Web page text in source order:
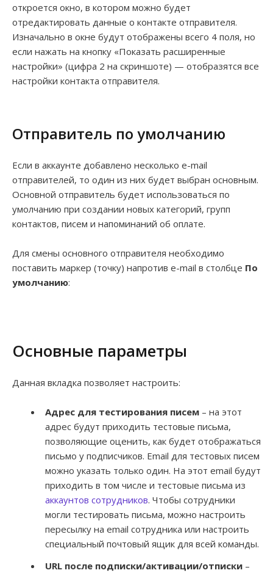
откроется окно, в котором можно будет
отредактировать данные о контакте отправителя.
Изначально в окне будут отображены всего 4 поля, но
если нажать на кнопку «Показать расширенные
настройки» (цифра 2 на скриншоте) — отобразятся все
настройки контакта отправителя.
Отправитель по умолчанию
Если в аккаунте добавлено несколько e-mail
отправителей, то один из них будет выбран основным.
Основной отправитель будет использоваться по
умолчанию при создании новых категорий, групп
контактов, писем и напоминаний об оплате.
Для смены основного отправителя необходимо
поставить маркер (точку) напротив e-mail в столбце По
умолчанию:
Основные параметры
Данная вкладка позволяет настроить:
Адрес для тестирования писем – на этот
адрес будут приходить тестовые письма,
позволяющие оценить, как будет отображаться
письмо у подписчиков. Email для тестовых писем
можно указать только один. На этот email будут
приходить в том числе и тестовые письма из
аккаунтов сотрудников. Чтобы сотрудники
могли тестировать письма, можно настроить
пересылку на email сотрудника или настроить
специальный почтовый ящик для всей команды.
URL после подписки/активации/отписки –